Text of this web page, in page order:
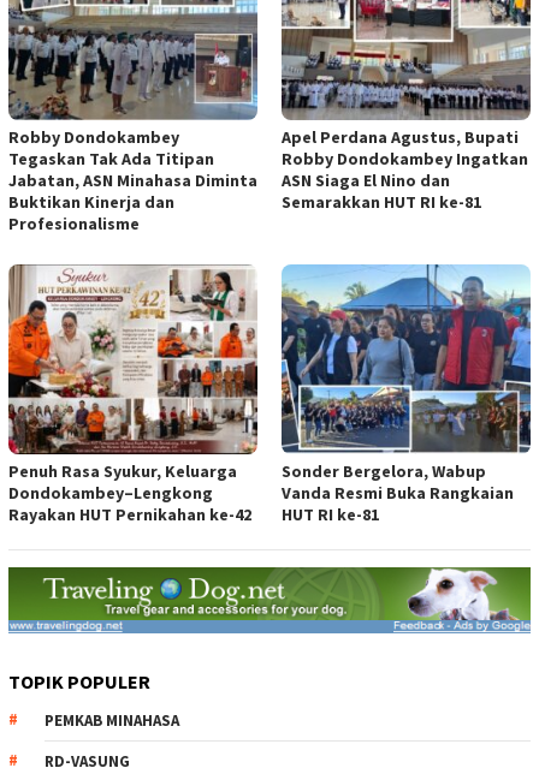
Robby Dondokambey
Tegaskan Tak Ada Titipan
Jabatan, ASN Minahasa Diminta
Buktikan Kinerja dan
Profesionalisme
Apel Perdana Agustus, Bupati
Robby Dondokambey Ingatkan
ASN Siaga El Nino dan
Semarakkan HUT RI ke-81
Penuh Rasa Syukur, Keluarga
Dondokambey–Lengkong
Rayakan HUT Pernikahan ke-42
Sonder Bergelora, Wabup
Vanda Resmi Buka Rangkaian
HUT RI ke-81
TOPIK POPULER
PEMKAB MINAHASA
RD-VASUNG